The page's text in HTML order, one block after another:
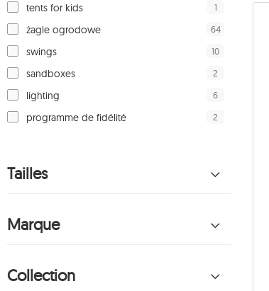
tents for kids 1
żagle ogrodowe 64
swings 10
sandboxes 2
lighting 6
programme de fidélité 2
Tailles
Marque
Collection